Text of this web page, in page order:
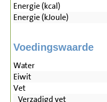
Energie (kcal)
Energie (kJoule)
Voedingswaarde
Water
Eiwit
Vet
Verzadigd vet